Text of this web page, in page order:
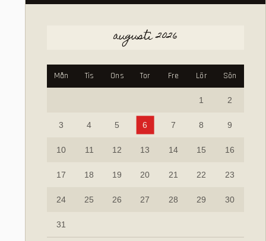
augusti 2026
Mån Tis Ons Tor Fre Lör Sön
1 2
3 4 5 6 7 8 9
10 11 12 13 14 15 16
17 18 19 20 21 22 23
24 25 26 27 28 29 30
31